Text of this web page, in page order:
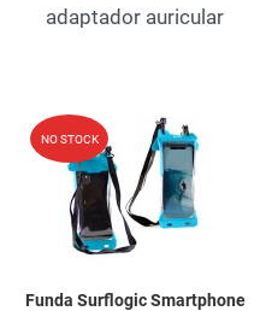
adaptador auricular
NO STOCK
Funda Surflogic Smartphone